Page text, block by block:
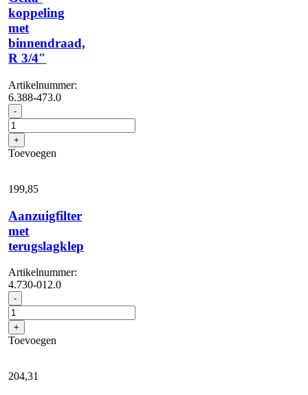
koppeling
met
binnendraad,
R 3/4″
Artikelnummer:
6.388-473.0
- Geka-
koppeling
met
binnendraad,
R
aantal
+
Toevoegen
199,85
Aanzuigfilter
met
terugslagklep
Artikelnummer:
4.730-012.0
- Aanzuigfilter
met
terugslagklep
aantal
+
Toevoegen
204,31